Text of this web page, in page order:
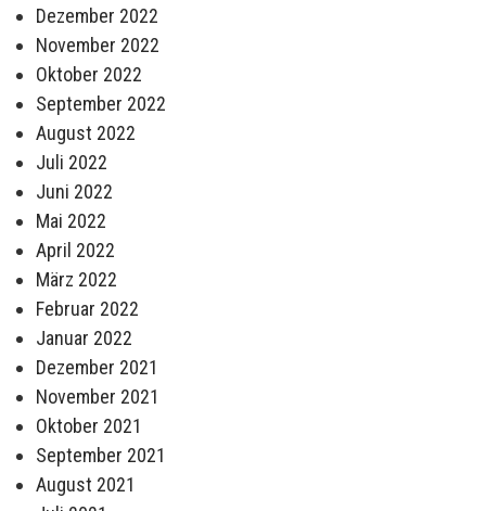
Dezember 2022
November 2022
Oktober 2022
September 2022
August 2022
Juli 2022
Juni 2022
Mai 2022
April 2022
März 2022
Februar 2022
Januar 2022
Dezember 2021
November 2021
Oktober 2021
September 2021
August 2021